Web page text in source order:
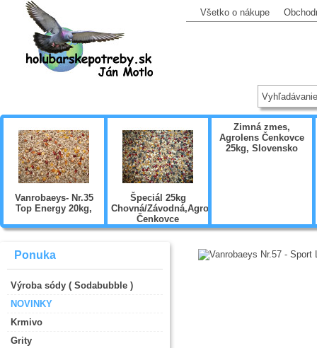
Všetko o nákupe
Vanrobaeys- Nr.35
Top Energy 20kg,
Špeciál 25kg
Chovná/Závodná,Agrolens
Čenkovce
,Slovensko
Zimná zmes,
Agrolens Čenkovce
25kg, Slovensko
Ponuka
Výroba sódy ( Sodabubble )
NOVINKY
Krmivo
Grity